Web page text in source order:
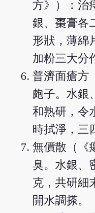
方》）：治
銀、棗膏各
形狀，薄綿
加粉三大分
普濟面瘡方
皰子。水銀
和熟研，令
時拭淨，三
無價散（《
臭。水銀、
克，共研細
開水調搽。